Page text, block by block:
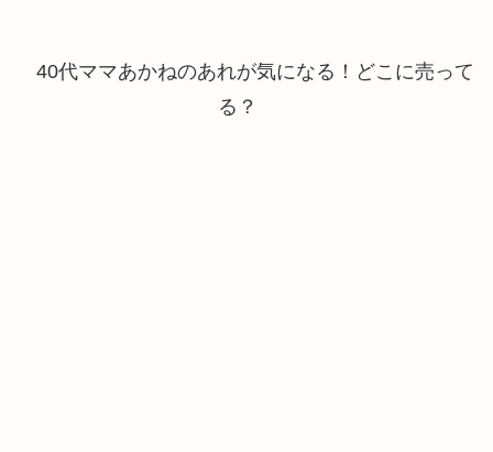
40代ママあかねのあれが気になる！どこに売って
る？